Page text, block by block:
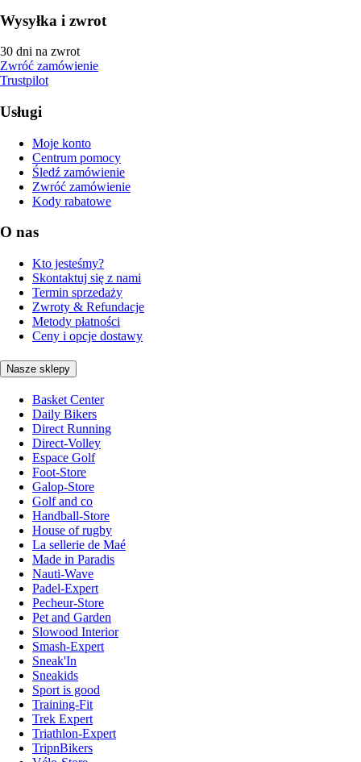
Wysyłka i zwrot
30 dni na zwrot
Zwróć zamówienie
Trustpilot
Usługi
Moje konto
Centrum pomocy
Śledź zamówienie
Zwróć zamówienie
Kody rabatowe
O nas
Kto jesteśmy?
Skontaktuj się z nami
Termin sprzedaży
Zwroty & Refundacje
Metody płatności
Ceny i opcje dostawy
Nasze sklepy
Basket Center
Daily Bikers
Direct Running
Direct-Volley
Espace Golf
Foot-Store
Galop-Store
Golf and co
Handball-Store
House of rugby
La sellerie de Maé
Made in Paradis
Nauti-Wave
Padel-Expert
Pecheur-Store
Pet and Garden
Slowood Interior
Smash-Expert
Sneak'In
Sneakids
Sport is good
Training-Fit
Trek Expert
Triathlon-Expert
TripnBikers